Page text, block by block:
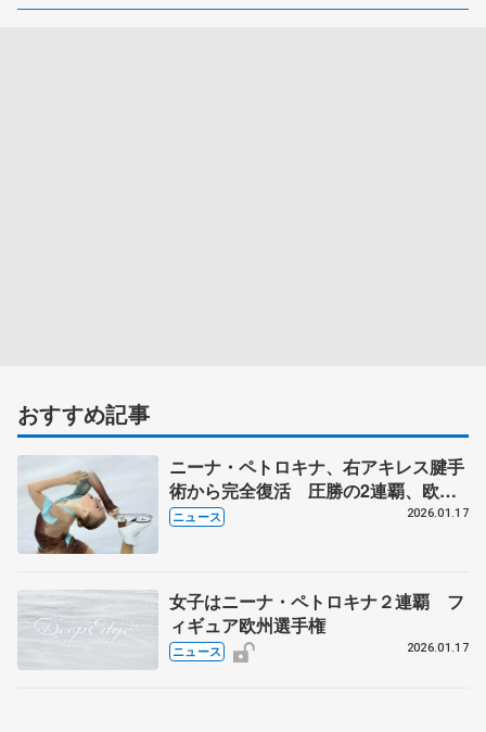
おすすめ記事
ニーナ・ペトロキナ、右アキレス腱手
術から完全復活 圧勝の2連覇、欧州
選手権女子フリー
ニュース 2026.01.17
女子はニーナ・ペトロキナ２連覇 フ
ィギュア欧州選手権
ニュース 2026.01.17